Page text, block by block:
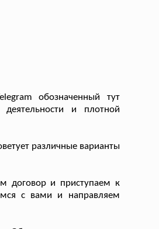
обозначенный тут
и плотной
различные варианты
договор и приступаем к
с вами и направляем